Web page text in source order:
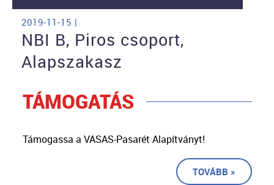
2019-11-15 |
NBI B, Piros csoport,
Alapszakasz
TÁMOGATÁS
Támogassa a VASAS-Pasarét Alapítványt!
TOVÁBB »